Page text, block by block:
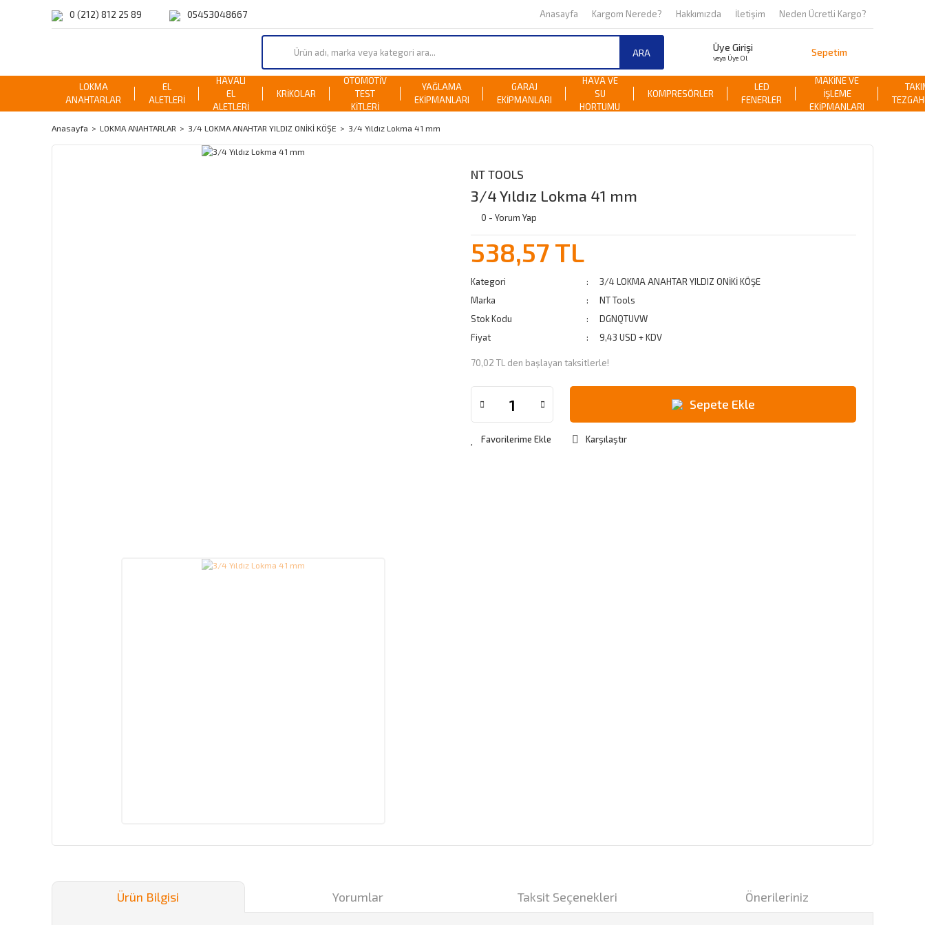
0 (212) 812 25 89 05453048667 Anasayfa Kargom Nerede? Hakkımızda İletişim Neden Ücretli Kargo?
ARA Üye Girişi
veya Üye Ol Sepetim
LOKMA
ANAHTARLAR
EL
ALETLERİ
HAVALI
EL
ALETLERİ
KRİKOLAR
OTOMOTİV
TEST
KİTLERİ
YAĞLAMA
EKİPMANLARI
GARAJ
EKİPMANLARI
HAVA VE
SU
HORTUMU
KOMPRESÖRLER
LED
FENERLER
MAKİNE VE
İŞLEME
EKİPMANLARI
Anasayfa LOKMA ANAHTARLAR 3/4 LOKMA ANAHTAR YILDIZ ONİKİ KÖŞE 3/4 Yıldız Lokma 41 mm
NT TOOLS
3/4 Yıldız Lokma 41 mm
0 - Yorum Yap
538,57 TL
Kategori
3/4 LOKMA ANAHTAR YILDIZ ONİKİ KÖŞE
Marka
NT Tools
Stok Kodu
DGNQTUVW
Fiyat
9,43 USD + KDV
70,02 TL den başlayan taksitlerle!
Sepete Ekle
Karşılaştır
Ürün Bilgisi Yorumlar Taksit Seçenekleri Önerileriniz